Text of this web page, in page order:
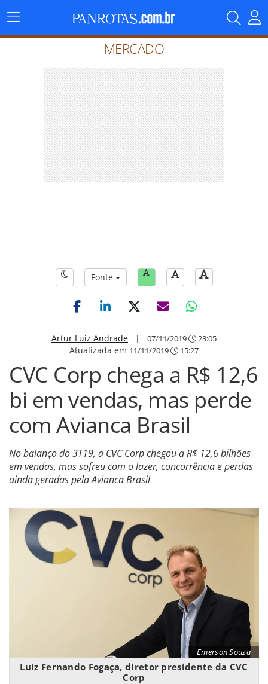
Menu
Principal
MERCADO
Fonte
Artur Luiz Andrade | 07/11/2019 23:05
Atualizada em 11/11/2019 15:27
CVC Corp chega a R$ 12,6
bi em vendas, mas perde
com Avianca Brasil
No balanço do 3T19, a CVC Corp chegou a R$ 12,6 bilhões
em vendas, mas sofreu com o lazer, concorrência e perdas
ainda geradas pela Avianca Brasil
Emerson Souza
Luiz Fernando Fogaça, diretor presidente da CVC
Corp